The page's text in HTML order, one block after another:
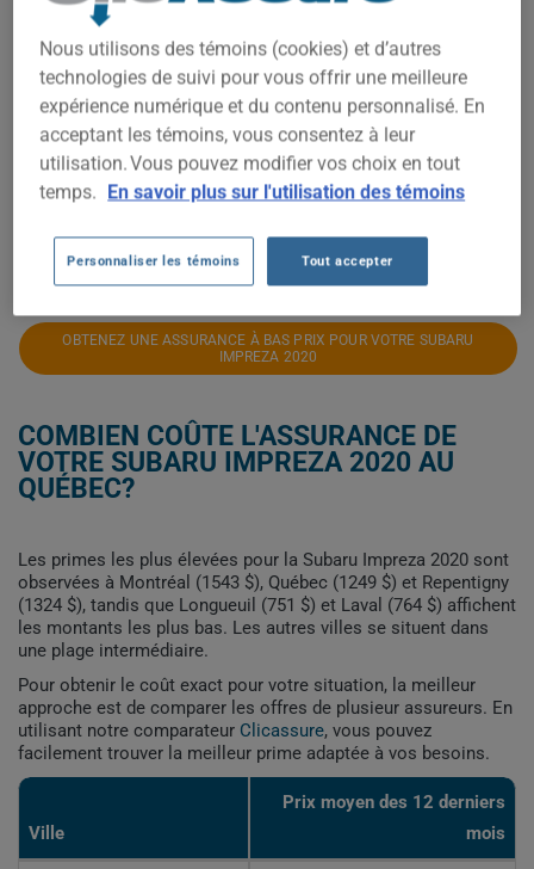
3 000$
4 000$
OBTENEZ UNE ASSURANCE À BAS PRIX POUR VOTRE SUBARU
IMPREZA 2020
COMBIEN COÛTE L'ASSURANCE DE
VOTRE SUBARU IMPREZA 2020 AU
QUÉBEC?
Les primes les plus élevées pour la Subaru Impreza 2020 sont
observées à Montréal (1543 $), Québec (1249 $) et Repentigny
(1324 $), tandis que Longueuil (751 $) et Laval (764 $) affichent
les montants les plus bas. Les autres villes se situent dans
une plage intermédiaire.
Pour obtenir le coût exact pour votre situation, la meilleur
approche est de comparer les offres de plusieur assureurs. En
utilisant notre comparateur Clicassure, vous pouvez
facilement trouver la meilleur prime adaptée à vos besoins.
Ville
Prix ​​moyen des 12 derniers
mois
Nous utilisons des témoins (cookies) et d’autres
technologies de suivi pour vous offrir une meilleure
expérience numérique et du contenu personnalisé. En
acceptant les témoins, vous consentez à leur
utilisation. Vous pouvez modifier vos choix en tout
temps. En savoir plus sur l'utilisation des témoins
Personnaliser les témoins Tout accepter